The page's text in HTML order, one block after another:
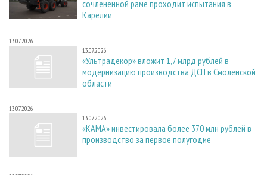
сочлененной раме проходит испытания в
Карелии
13.07.2026
13.07.2026
«Ультрадекор» вложит 1,7 млрд рублей в
модернизацию производства ДСП в Смоленской
области
13.07.2026
13.07.2026
«КАМА» инвестировала более 370 млн рублей в
производство за первое полугодие